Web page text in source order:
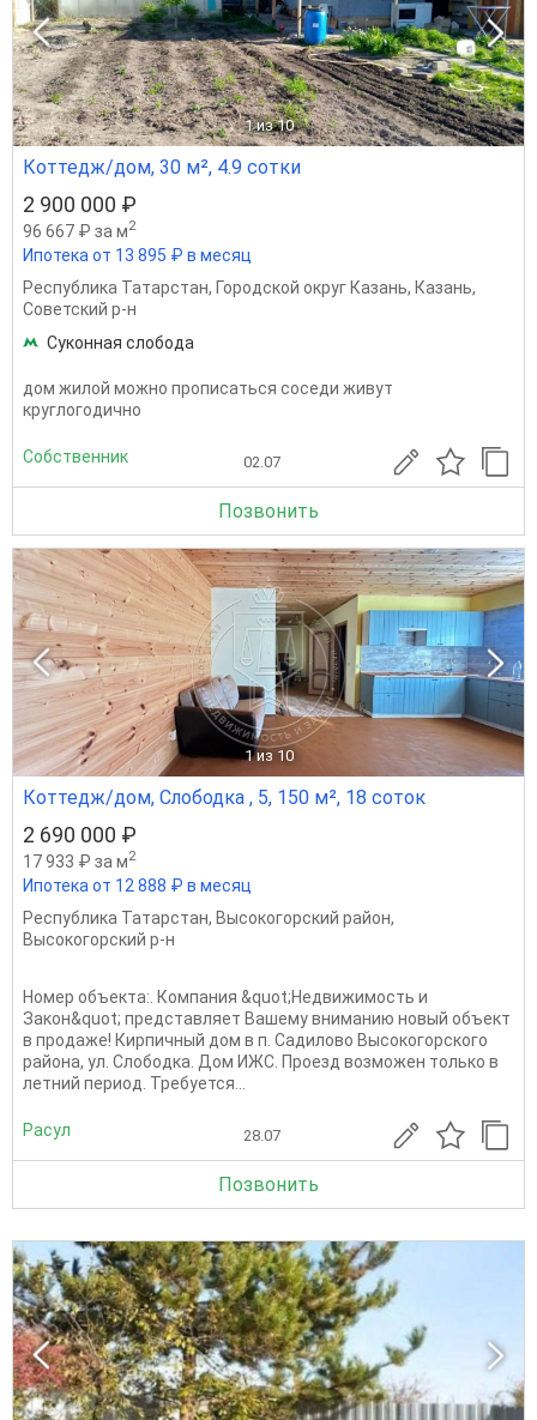
1 из 10
Коттедж/дом, 30 м², 4.9 сотки
2 900 000 ₽
96 667 ₽ за м2
Ипотека от 13 895 ₽ в месяц
Республика Татарстан, Городской округ Казань, Казань,
Советский р-н
Суконная слобода
дом жилой можно прописаться соседи живут
круглогодично
Собственник 02.07
Позвонить
1 из 10
Коттедж/дом, Слободка , 5, 150 м², 18 соток
2 690 000 ₽
17 933 ₽ за м2
Ипотека от 12 888 ₽ в месяц
Республика Татарстан, Высокогорский район,
Высокогорский р-н
Номер объекта:. Компания &quot;Недвижимость и
Закон&quot; представляет Вашему вниманию новый объект
в продаже! Кирпичный дом в п. Садилово Высокогорского
района, ул. Слободка. Дом ИЖС. Проезд возможен только в
летний период. Требуется...
Расул 28.07
Позвонить